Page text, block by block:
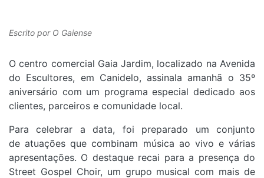
Escrito por O Gaiense
O centro comercial Gaia Jardim, localizado na Avenida
do Escultores, em Canidelo, assinala amanhã o 35º
aniversário com um programa especial dedicado aos
clientes, parceiros e comunidade local.
Para celebrar a data, foi preparado um conjunto
de atuações que combinam música ao vivo e várias
apresentações. O destaque recai para a presença do
Street Gospel Choir, um grupo musical com mais de